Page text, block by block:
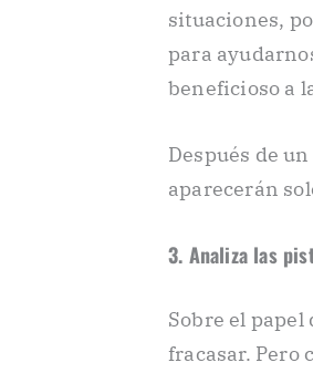
situaciones,
para
beneficioso a
Después de
aparecerán
3. Analiza las
Sobre el
fracasar. Pero